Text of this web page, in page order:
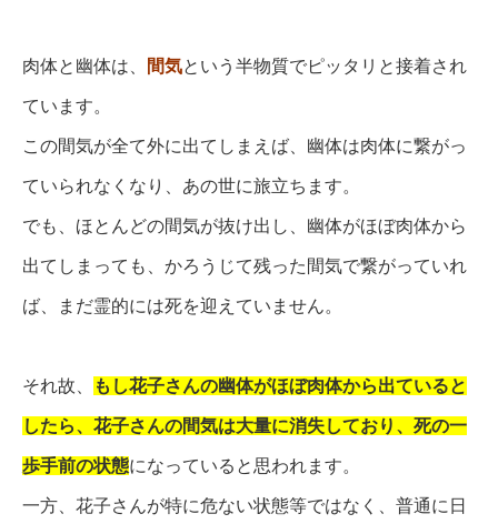
肉体と幽体は、 間気という半物質でピッタリと接着され
ています。
この間気が全て外に出てしまえば、幽体は肉体に繋がっ
ていられなくなり、あの世に旅立ちます。
でも、ほとんどの間気が抜け出し、幽体がほぼ肉体から
出てしまっても、かろうじて残った間気で繋がっていれ
ば、まだ霊的には死を迎えていません。
それ故、 もし花子さんの幽体がほぼ肉体から出ていると
したら、花子さんの間気は大量に消失しており、 死の一
歩手前の状態になっていると思われます。
一方、花子さんが特に危ない状態等ではなく、普通に日